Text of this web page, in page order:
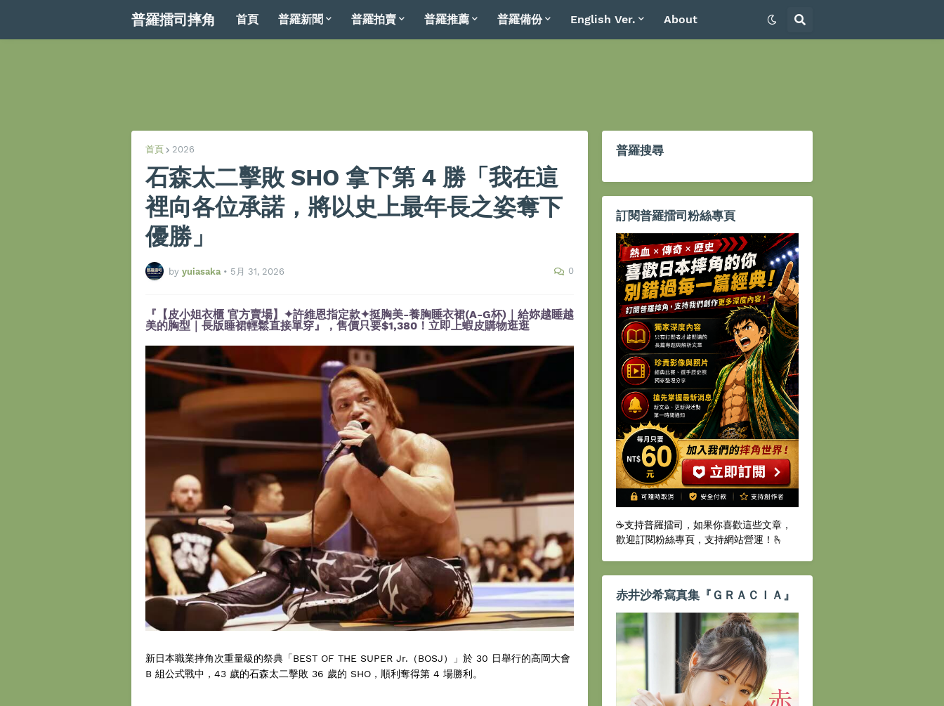
普羅擂司摔角 首頁 普羅新聞 普羅拍賣 普羅推薦 普羅備份 English Ver. About
首頁 2026
石森太二擊敗 SHO 拿下第 4 勝「我在這
裡向各位承諾，將以史上最年長之姿奪下
優勝」
by yuiasaka • 5月 31, 2026 0
『【皮小姐衣櫃 官方賣場】✦許維恩指定款✦挺胸美-養胸睡衣裙(A-G杯)｜給妳越睡越
美的胸型｜長版睡裙輕鬆直接單穿』，售價只要$1,380！立即上蝦皮購物逛逛
新日本職業摔角次重量級的祭典「BEST OF THE SUPER Jr.（BOSJ）」於 30 日舉行的高岡大會
B 組公式戰中，43 歲的石森太二擊敗 36 歲的 SHO，順利奪得第 4 場勝利。
普羅搜尋
訂閱普羅擂司粉絲專頁
☕️支持普羅擂司，如果你喜歡這些文章，
歡迎訂閱粉絲專頁，支持網站營運！🫰
赤井沙希寫真集『ＧＲＡＣＩＡ』